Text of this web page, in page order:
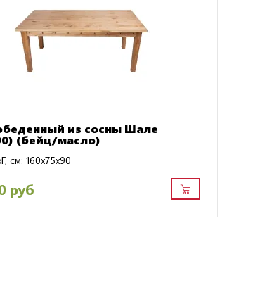
из сосны Шале
(бейц/масло)
см: 160x75x90
руб